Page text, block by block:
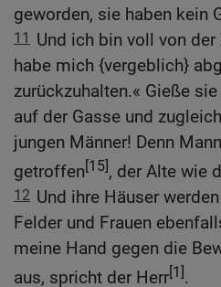
geworden, sie haben kein
11 Und ich bin voll von
habe mich {vergeblich}
zurückzuhalten.« Gieße
auf der Gasse und
jungen Männer! Denn
getroffen[15], der Alte wie
12 Und ihre Häuser
Felder und Frauen
meine Hand gegen die
aus, spricht der Herr[1].